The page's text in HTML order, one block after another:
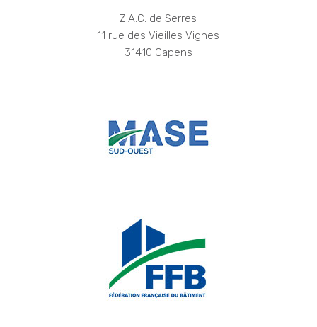
Z.A.C. de Serres
11 rue des Vieilles Vignes
31410 Capens